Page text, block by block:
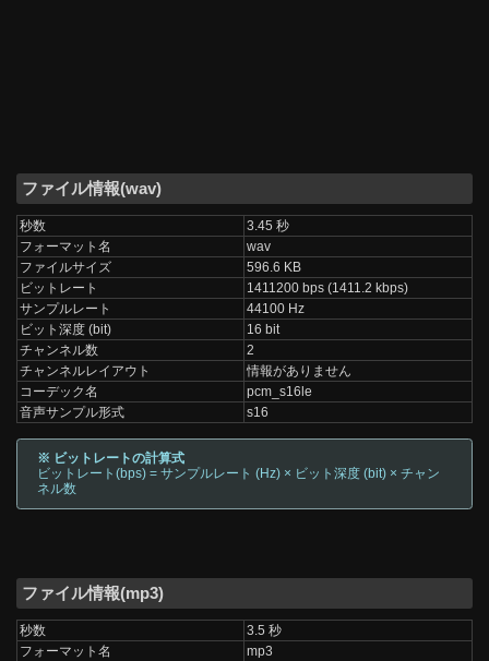
ファイル情報(wav)
秒数
3.45 秒
フォーマット名
wav
ファイルサイズ
596.6 KB
ビットレート
1411200 bps (1411.2 kbps)
サンプルレート
44100 Hz
ビット深度 (bit)
16 bit
チャンネル数
2
チャンネルレイアウト
情報がありません
コーデック名
pcm_s16le
音声サンプル形式
s16
※ ビットレートの計算式
ビットレート(bps) = サンプルレート (Hz) × ビット深度 (bit) × チャン
ネル数
ファイル情報(mp3)
秒数
3.5 秒
フォーマット名
mp3